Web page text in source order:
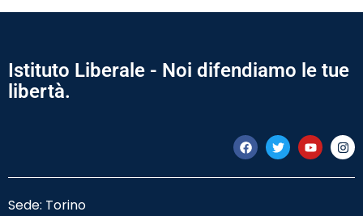
Istituto Liberale - Noi difendiamo le tue
libertà.
Sede: Torino